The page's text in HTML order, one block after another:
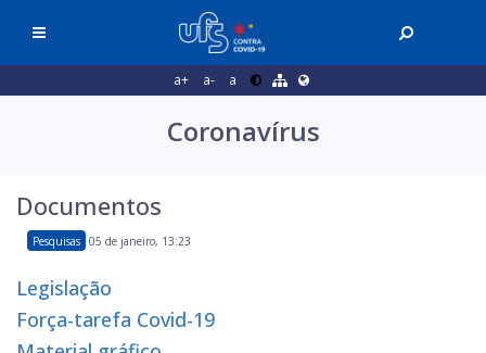
a+ a- a
Coronavírus
Documentos
Pesquisas 05 de janeiro, 13:23
Legislação
Força-tarefa Covid-19